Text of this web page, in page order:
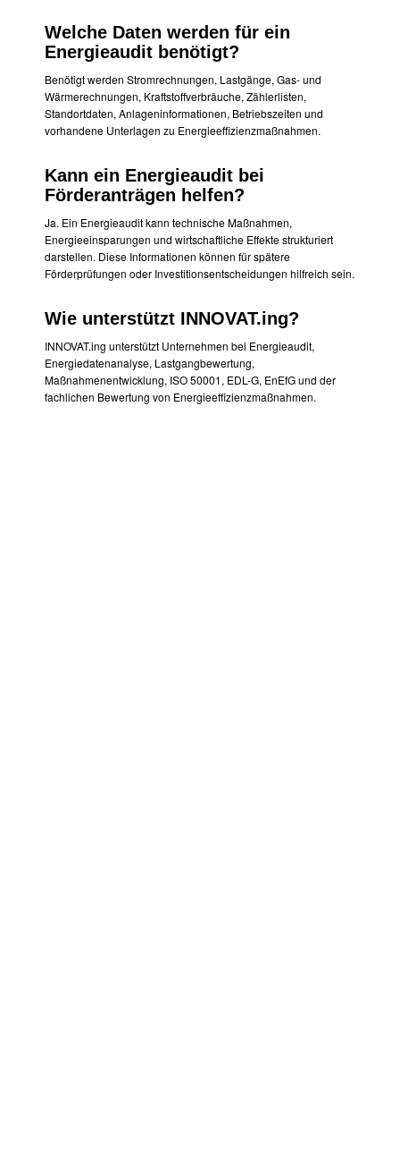
Welche Daten werden für ein
Energieaudit benötigt?
Benötigt werden Stromrechnungen, Lastgänge, Gas- und
Wärmerechnungen, Kraftstoffverbräuche, Zählerlisten,
Standortdaten, Anlageninformationen, Betriebszeiten und
vorhandene Unterlagen zu Energieeffizienzmaßnahmen.
Kann ein Energieaudit bei
Förderanträgen helfen?
Ja. Ein Energieaudit kann technische Maßnahmen,
Energieeinsparungen und wirtschaftliche Effekte strukturiert
darstellen. Diese Informationen können für spätere
Förderprüfungen oder Investitionsentscheidungen hilfreich sein.
Wie unterstützt INNOVAT.ing?
INNOVAT.ing unterstützt Unternehmen bei Energieaudit,
Energiedatenanalyse, Lastgangbewertung,
Maßnahmenentwicklung, ISO 50001, EDL-G, EnEfG und der
fachlichen Bewertung von Energieeffizienzmaßnahmen.